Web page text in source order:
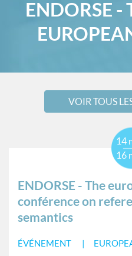
ENDORSE -
VOIR TOUS
ENDORSE - The
conférence on
semantics
ÉVÉNEMENT
14
16